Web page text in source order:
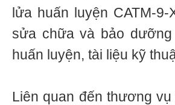
lửa huấn luyện CATM-
sửa chữa và bảo
huấn luyện, tài liệu kỹ
Liên quan đến thương